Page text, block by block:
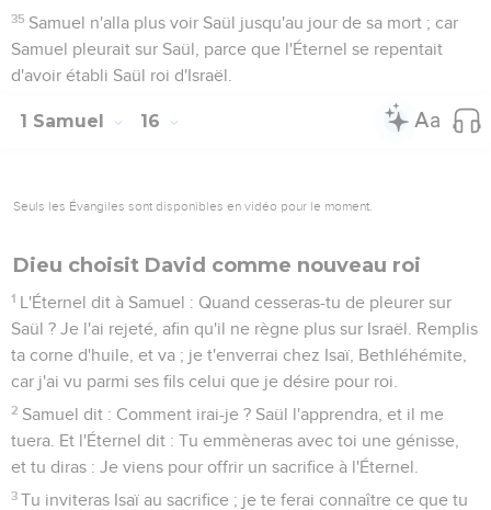
35 Samuel n'alla plus voir Saül jusqu'au jour de sa mort ; car
Samuel pleurait sur Saül, parce que l'Éternel se repentait
d'avoir établi Saül roi d'Israël.
1 Samuel 16
Seuls les Évangiles sont disponibles en vidéo pour le moment.
Dieu choisit David comme nouveau roi
1 L'Éternel dit à Samuel : Quand cesseras-tu de pleurer sur
Saül ? Je l'ai rejeté, afin qu'il ne règne plus sur Israël. Remplis
ta corne d'huile, et va ; je t'enverrai chez Isaï, Bethléhémite,
car j'ai vu parmi ses fils celui que je désire pour roi.
2 Samuel dit : Comment irai-je ? Saül l'apprendra, et il me
tuera. Et l'Éternel dit : Tu emmèneras avec toi une génisse,
et tu diras : Je viens pour offrir un sacrifice à l'Éternel.
3 Tu inviteras Isaï au sacrifice ; je te ferai connaître ce que tu